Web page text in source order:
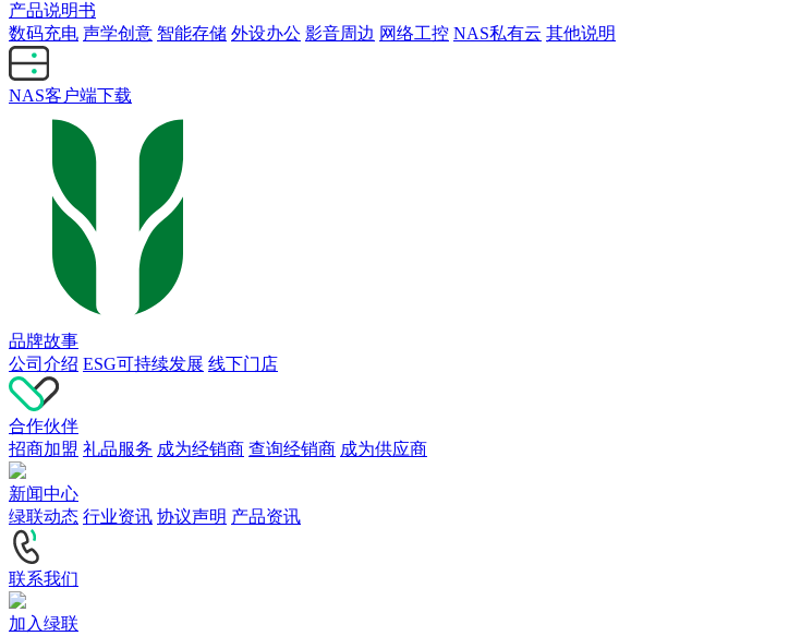
产品说明书
数码充电 声学创意 智能存储 外设办公 影音周边 网络工控 NAS私有云 其他说明
NAS客户端下载
品牌故事
公司介绍 ESG可持续发展 线下门店
合作伙伴
招商加盟 礼品服务 成为经销商 查询经销商 成为供应商
新闻中心
绿联动态 行业资讯 协议声明 产品资讯
联系我们
加入绿联